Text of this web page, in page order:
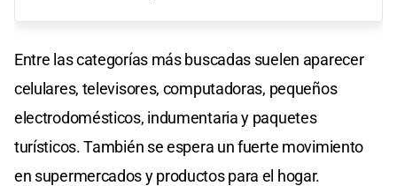
Entre las categorías más buscadas suelen aparecer
celulares, televisores, computadoras, pequeños
electrodomésticos, indumentaria y paquetes
turísticos. También se espera un fuerte movimiento
en supermercados y productos para el hogar.